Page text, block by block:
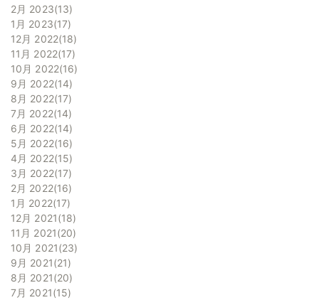
2月 2023 13
1月 2023 17
12月 2022 18
11月 2022 17
10月 2022 16
9月 2022 14
8月 2022 17
7月 2022 14
6月 2022 14
5月 2022 16
4月 2022 15
3月 2022 17
2月 2022 16
1月 2022 17
12月 2021 18
11月 2021 20
10月 2021 23
9月 2021 21
8月 2021 20
7月 2021 15